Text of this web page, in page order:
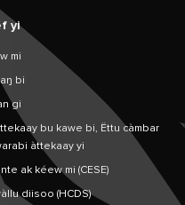
yi
mi
bi
gi
bu kawe bi, Ëttu càmbar
àttekaay yi
ak kéew mi (CESE)
diisoo (HCDS)